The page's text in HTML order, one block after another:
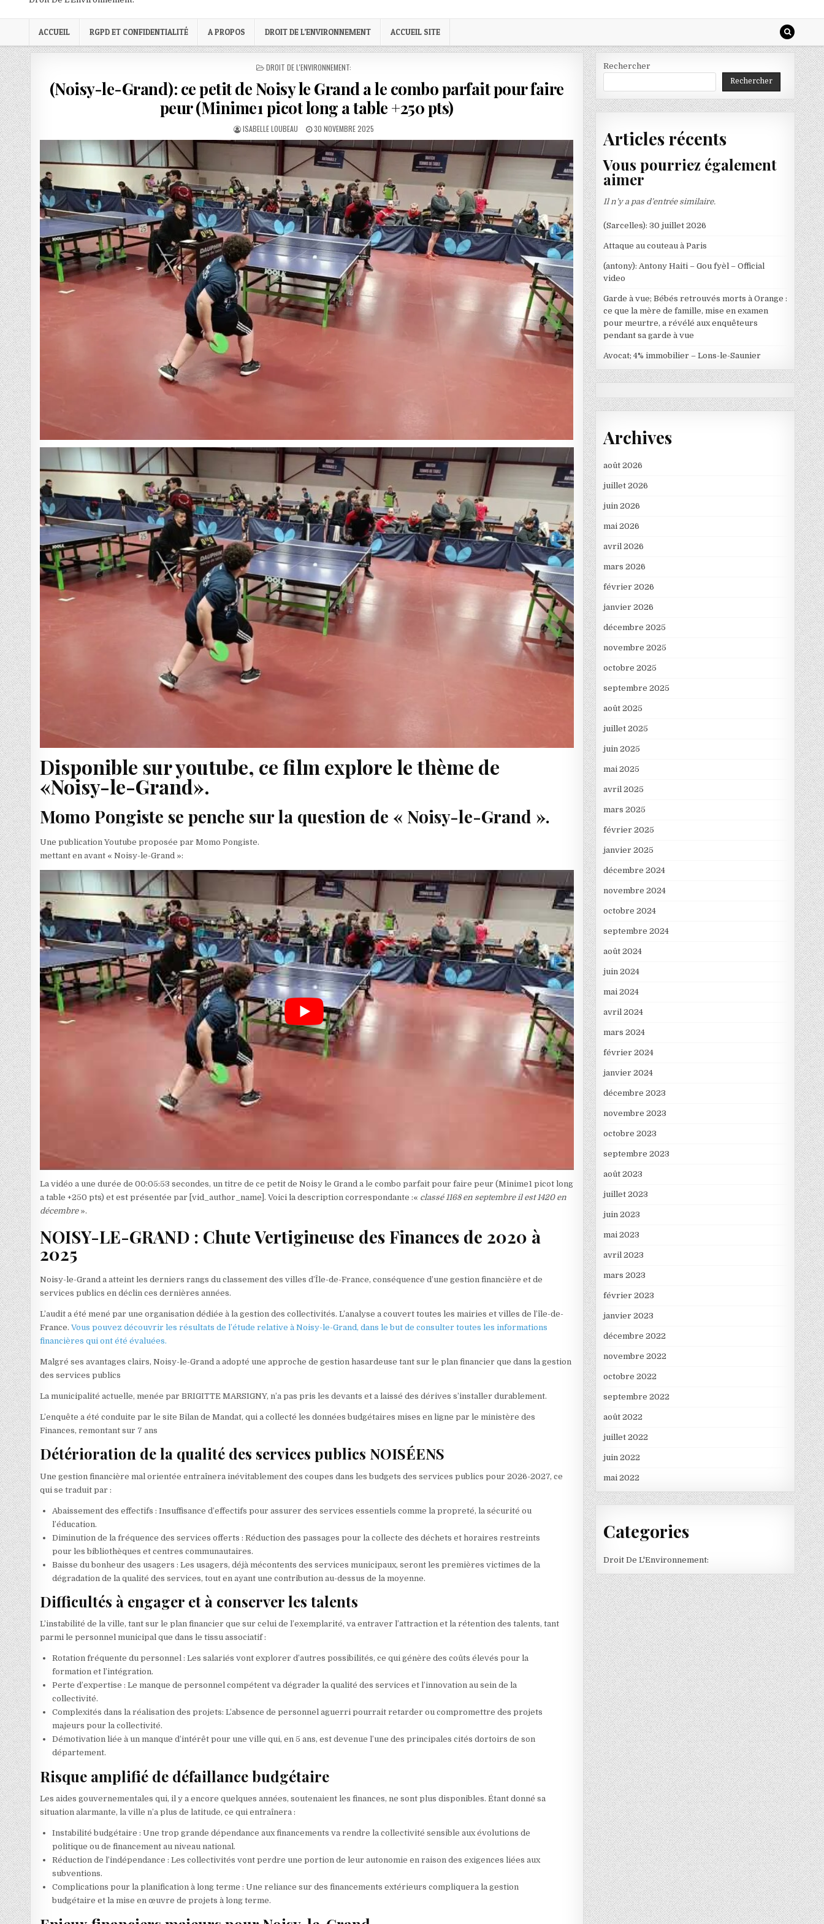
ACCUEIL RGPD ET CONFIDENTIALITÉ A PROPOS DROIT DE L’ENVIRONNEMENT ACCUEIL SITE
POSTED
DROIT DE L'ENVIRONNEMENT:
(Noisy-le-Grand): ce petit de Noisy le Grand a le combo parfait pour faire
peur (Minime1 picot long a table +250 pts)
AUTHOR:
ISABELLE LOUBEAU
PUBLISHED
DATE:
30 NOVEMBRE 2025
Disponible sur youtube, ce film explore le thème de
«Noisy-le-Grand».
Momo Pongiste se penche sur la question de « Noisy-le-Grand ».
Une publication Youtube proposée par Momo Pongiste.
mettant en avant « Noisy-le-Grand »:
La vidéo a une durée de 00:05:53 secondes, un titre de ce petit de Noisy le Grand a le combo parfait pour faire peur (Minime1 picot long
a table +250 pts) et est présentée par [vid_author_name]. Voici la description correspondante :« classé 1168 en septembre il est 1420 en
décembre ».
NOISY-LE-GRAND : Chute Vertigineuse des Finances de 2020 à
2025
Noisy-le-Grand a atteint les derniers rangs du classement des villes d’Île-de-France, conséquence d’une gestion financière et de
services publics en déclin ces dernières années.
L’audit a été mené par une organisation dédiée à la gestion des collectivités. L’analyse a couvert toutes les mairies et villes de l’île-de-
France.Vous pouvez découvrir les résultats de l’étude relative à Noisy-le-Grand, dans le but de consulter toutes les informations
financières qui ont été évaluées.
Malgré ses avantages clairs, Noisy-le-Grand a adopté une approche de gestion hasardeuse tant sur le plan financier que dans la gestion
des services publics
La municipalité actuelle, menée par BRIGITTE MARSIGNY, n’a pas pris les devants et a laissé des dérives s’installer durablement.
L’enquête a été conduite par le site Bilan de Mandat, qui a collecté les données budgétaires mises en ligne par le ministère des
Finances, remontant sur 7 ans
Détérioration de la qualité des services publics NOISÉENS
Une gestion financière mal orientée entraînera inévitablement des coupes dans les budgets des services publics pour 2026-2027, ce
qui se traduit par :
Abaissement des effectifs : Insuffisance d’effectifs pour assurer des services essentiels comme la propreté, la sécurité ou
l’éducation.
Diminution de la fréquence des services offerts : Réduction des passages pour la collecte des déchets et horaires restreints
pour les bibliothèques et centres communautaires.
Baisse du bonheur des usagers : Les usagers, déjà mécontents des services municipaux, seront les premières victimes de la
dégradation de la qualité des services, tout en ayant une contribution au-dessus de la moyenne.
Difficultés à engager et à conserver les talents
L’instabilité de la ville, tant sur le plan financier que sur celui de l’exemplarité, va entraver l’attraction et la rétention des talents, tant
parmi le personnel municipal que dans le tissu associatif :
Rotation fréquente du personnel : Les salariés vont explorer d’autres possibilités, ce qui génère des coûts élevés pour la
formation et l’intégration.
Perte d’expertise : Le manque de personnel compétent va dégrader la qualité des services et l’innovation au sein de la
collectivité.
Complexités dans la réalisation des projets: L’absence de personnel aguerri pourrait retarder ou compromettre des projets
majeurs pour la collectivité.
Démotivation liée à un manque d’intérêt pour une ville qui, en 5 ans, est devenue l’une des principales cités dortoirs de son
département.
Risque amplifié de défaillance budgétaire
Les aides gouvernementales qui, il y a encore quelques années, soutenaient les finances, ne sont plus disponibles. Étant donné sa
situation alarmante, la ville n’a plus de latitude, ce qui entraînera :
Instabilité budgétaire : Une trop grande dépendance aux financements va rendre la collectivité sensible aux évolutions de
politique ou de financement au niveau national.
Réduction de l’indépendance : Les collectivités vont perdre une portion de leur autonomie en raison des exigences liées aux
subventions.
Complications pour la planification à long terme : Une reliance sur des financements extérieurs compliquera la gestion
budgétaire et la mise en œuvre de projets à long terme.
Rechercher
Rechercher
Articles récents
Vous pourriez également
aimer
Il n’y a pas d’entrée similaire.
(Sarcelles): 30 juillet 2026
Attaque au couteau à Paris
(antony): Antony Haiti – Gou fyèl – Official
video
Garde à vue; Bébés retrouvés morts à Orange :
ce que la mère de famille, mise en examen
pour meurtre, a révélé aux enquêteurs
pendant sa garde à vue
Avocat; 4% immobilier – Lons-le-Saunier
Archives
août 2026
juillet 2026
juin 2026
mai 2026
avril 2026
mars 2026
février 2026
janvier 2026
décembre 2025
novembre 2025
octobre 2025
septembre 2025
août 2025
juillet 2025
juin 2025
mai 2025
avril 2025
mars 2025
février 2025
janvier 2025
décembre 2024
novembre 2024
octobre 2024
septembre 2024
août 2024
juin 2024
mai 2024
avril 2024
mars 2024
février 2024
janvier 2024
décembre 2023
novembre 2023
octobre 2023
septembre 2023
août 2023
juillet 2023
juin 2023
mai 2023
avril 2023
mars 2023
février 2023
janvier 2023
décembre 2022
novembre 2022
octobre 2022
septembre 2022
août 2022
juillet 2022
juin 2022
mai 2022
Categories
Droit De L'Environnement: